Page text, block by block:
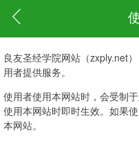
良友圣经学院网站（zxply.net
用者提供服务。
使用者使用本网站时，会受制
使用本网站时即时生效。如果
本网站。